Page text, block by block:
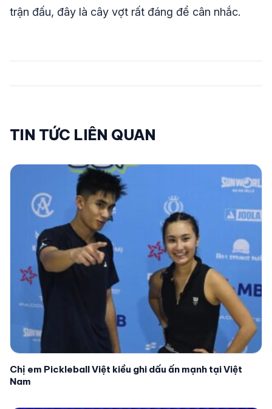
trận đấu, đây là cây vợt rất đáng để cân nhắc.
TIN TỨC LIÊN QUAN
Chị em Pickleball Việt kiều ghi dấu ấn mạnh tại Việt
Nam